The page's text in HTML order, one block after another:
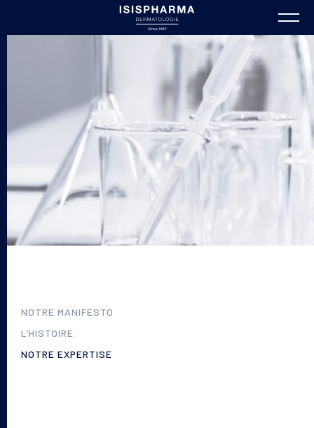
NOTRE MANIFESTO
L’HISTOIRE
NOTRE EXPERTISE